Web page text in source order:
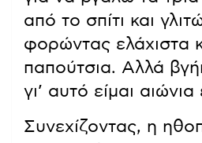
από το σπίτι και
φορώντας ελάχιστα
παπούτσια. Αλλά
γι’ αυτό είμαι
Συνεχίζοντας, η